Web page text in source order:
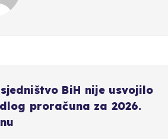
BiH nije usvojilo
proračuna za 2026.